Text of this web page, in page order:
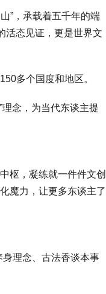
”，承载着五千年的端
活态见证，更是世界文
多个国度和地区。
理念，为当代东谈主提
枢，凝练就一件件文创
魔力，让更多东谈主了
身理念、古法香谈本事